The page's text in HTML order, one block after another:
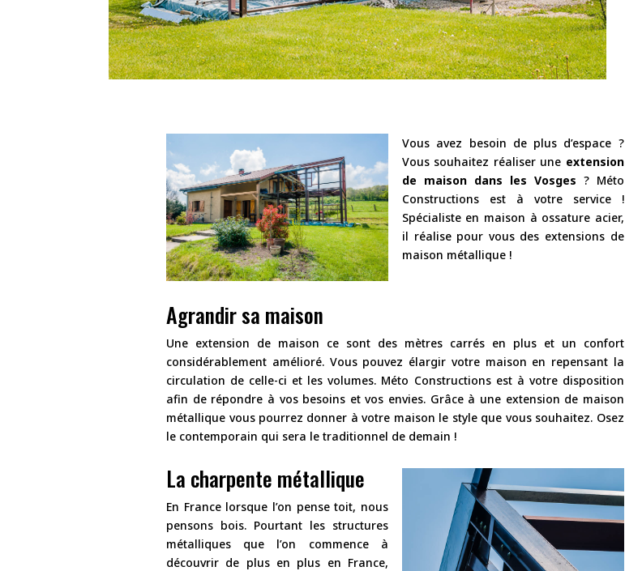
Vous avez besoin de plus d’espace ?
Vous souhaitez réaliser une extension
de maison dans les Vosges ? Méto
Constructions est à votre service !
Spécialiste en maison à ossature acier,
il réalise pour vous des extensions de
maison métallique !
Agrandir sa maison
Une extension de maison ce sont des mètres carrés en plus et un confort
considérablement amélioré. Vous pouvez élargir votre maison en repensant la
circulation de celle-ci et les volumes. Méto Constructions est à votre disposition
afin de répondre à vos besoins et vos envies. Grâce à une extension de maison
métallique vous pourrez donner à votre maison le style que vous souhaitez. Osez
le contemporain qui sera le traditionnel de demain !
La charpente métallique
En France lorsque l’on pense toit, nous
pensons bois. Pourtant les structures
métalliques que l’on commence à
découvrir de plus en plus en France,